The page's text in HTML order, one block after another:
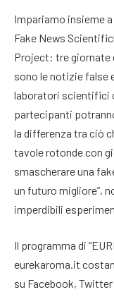
Impariamo insieme
Fake News
Project: tre giornate
sono le notizie false
laboratori scientifici
partecipanti
la differenza tra ciò
tavole rotonde con
smascherare una
un futuro migliore”,
imperdibili
Il programma di
eurekaroma.it
su Facebook,